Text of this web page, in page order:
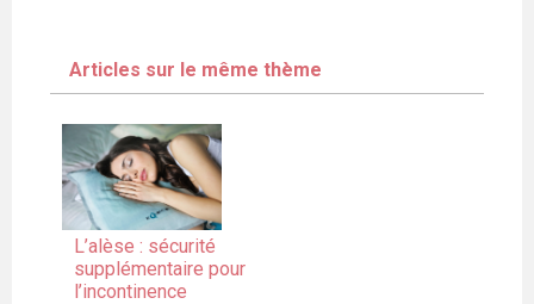
Articles sur le même thème
L’alèse : sécurité
supplémentaire pour
l’incontinence